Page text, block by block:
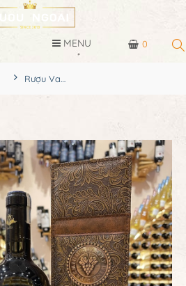
0
MENU
Rượu Vang Italia Blu Onice Irpianico Hộp Quà Da